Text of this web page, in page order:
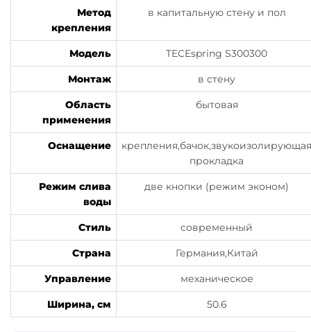
Метод
крепления
в капитальную стену и пол
Модель TECEspring S300300
Монтаж в стену
Область
применения
бытовая
Оснащение
крепления,бачок,звукоизолирующая
прокладка
Режим слива
воды
две кнопки (режим эконом)
Стиль современный
Страна Германия,Китай
Управление механическое
Ширина, см 50.6